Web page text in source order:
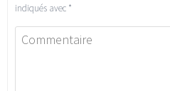
indiqués avec *